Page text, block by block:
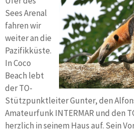
Sees Arenal
fahren wir
weiter an die
Pazifikküste.
In Coco
Beach lebt
der TO-
Stützpunktleiter Gunter, den
Amateurfunk INTERMAR und den
herzlich in seinem Haus auf. Sein